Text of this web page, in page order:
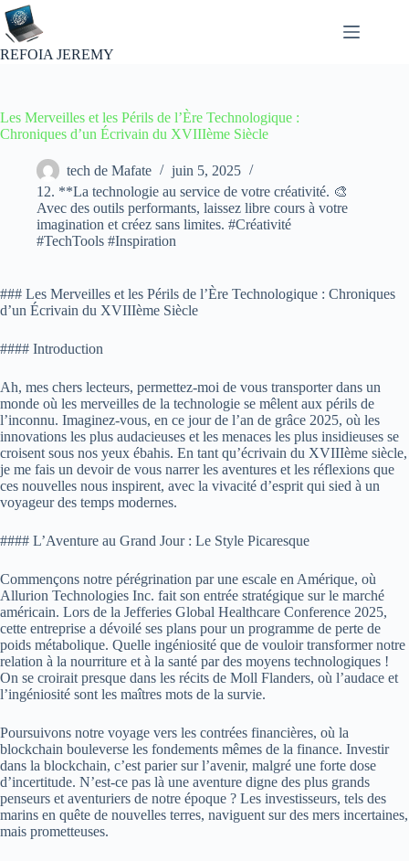
Passer
au
contenu
REFOIA JEREMY
Les Merveilles et les Périls de l’Ère Technologique :
Chroniques d’un Écrivain du XVIIIème Siècle
tech de Mafate
juin 5, 2025
12. **La technologie au service de votre créativité. 🎨
Avec des outils performants, laissez libre cours à votre
imagination et créez sans limites. #Créativité
#TechTools #Inspiration
### Les Merveilles et les Périls de l’Ère Technologique : Chroniques
d’un Écrivain du XVIIIème Siècle
#### Introduction
Ah, mes chers lecteurs, permettez-moi de vous transporter dans un
monde où les merveilles de la technologie se mêlent aux périls de
l’inconnu. Imaginez-vous, en ce jour de l’an de grâce 2025, où les
innovations les plus audacieuses et les menaces les plus insidieuses se
croisent sous nos yeux ébahis. En tant qu’écrivain du XVIIIème siècle,
je me fais un devoir de vous narrer les aventures et les réflexions que
ces nouvelles nous inspirent, avec la vivacité d’esprit qui sied à un
voyageur des temps modernes.
#### L’Aventure au Grand Jour : Le Style Picaresque
Commençons notre pérégrination par une escale en Amérique, où
Allurion Technologies Inc. fait son entrée stratégique sur le marché
américain. Lors de la Jefferies Global Healthcare Conference 2025,
cette entreprise a dévoilé ses plans pour un programme de perte de
poids métabolique. Quelle ingéniosité que de vouloir transformer notre
relation à la nourriture et à la santé par des moyens technologiques !
On se croirait presque dans les récits de Moll Flanders, où l’audace et
l’ingéniosité sont les maîtres mots de la survie.
Poursuivons notre voyage vers les contrées financières, où la
blockchain bouleverse les fondements mêmes de la finance. Investir
dans la blockchain, c’est parier sur l’avenir, malgré une forte dose
d’incertitude. N’est-ce pas là une aventure digne des plus grands
penseurs et aventuriers de notre époque ? Les investisseurs, tels des
marins en quête de nouvelles terres, naviguent sur des mers incertaines,
mais prometteuses.